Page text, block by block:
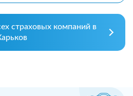
страховых компаний в